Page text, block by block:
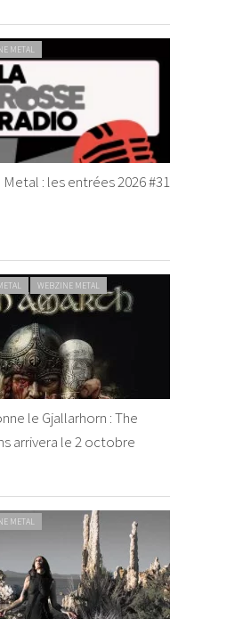
METAL
Metal : les entrées 2026 #31
WEBZINE METAL
le Gjallarhorn : The
arrivera le 2 octobre
METAL